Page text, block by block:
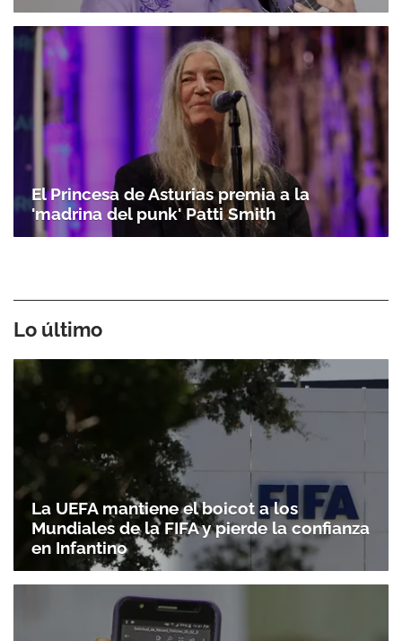
El Princesa de Asturias premia a la
'madrina del punk' Patti Smith
Lo último
La UEFA mantiene el boicot a los
Mundiales de la FIFA y pierde la confianza
en Infantino